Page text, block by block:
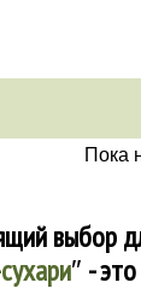
Пока
выбор
″ -